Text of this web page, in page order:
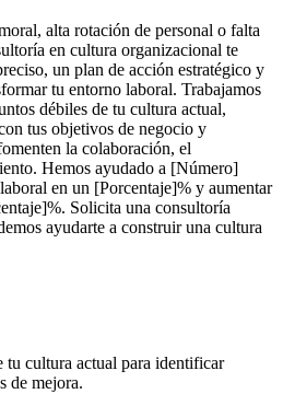
alta rotación de personal o falta
en cultura organizacional te
un plan de acción estratégico y
tu entorno laboral. Trabajamos
débiles de tu cultura actual,
tus objetivos de negocio y
la colaboración, el
Hemos ayudado a [Número]
en un [Porcentaje]% y aumentar
Solicita una consultoría
ayudarte a construir una cultura
tu cultura actual para identificar
de mejora.